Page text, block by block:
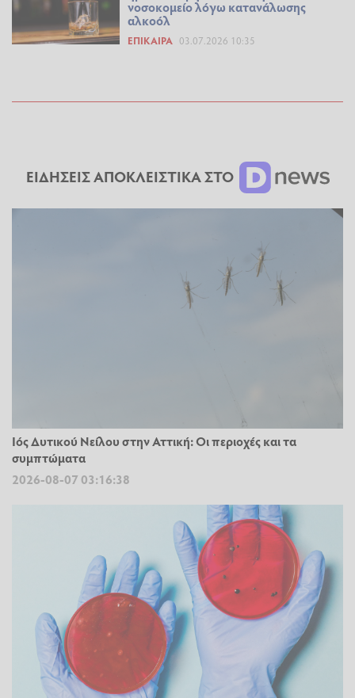
νοσοκομείο λόγω κατανάλωσης
αλκοόλ
ΕΠΊΚΑΙΡΑ 03.07.2026 10:35
ΕΙΔΗΣΕΙΣ ΑΠΟΚΛΕΙΣΤΙΚΑ ΣΤΟ
Ιός Δυτικού Νείλου στην Αττική: Οι περιοχές και τα
συμπτώματα
2026-08-07 03:16:38